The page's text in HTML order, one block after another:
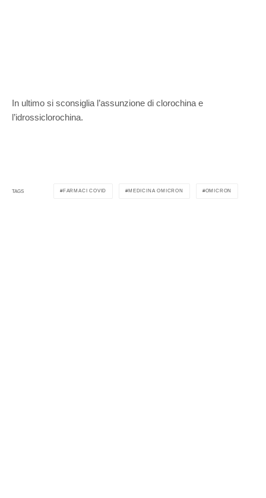
In ultimo si sconsiglia l’assunzione di clorochina e
l’idrossiclorochina.
TAGS FARMACI COVID MEDICINA OMICRON OMICRON